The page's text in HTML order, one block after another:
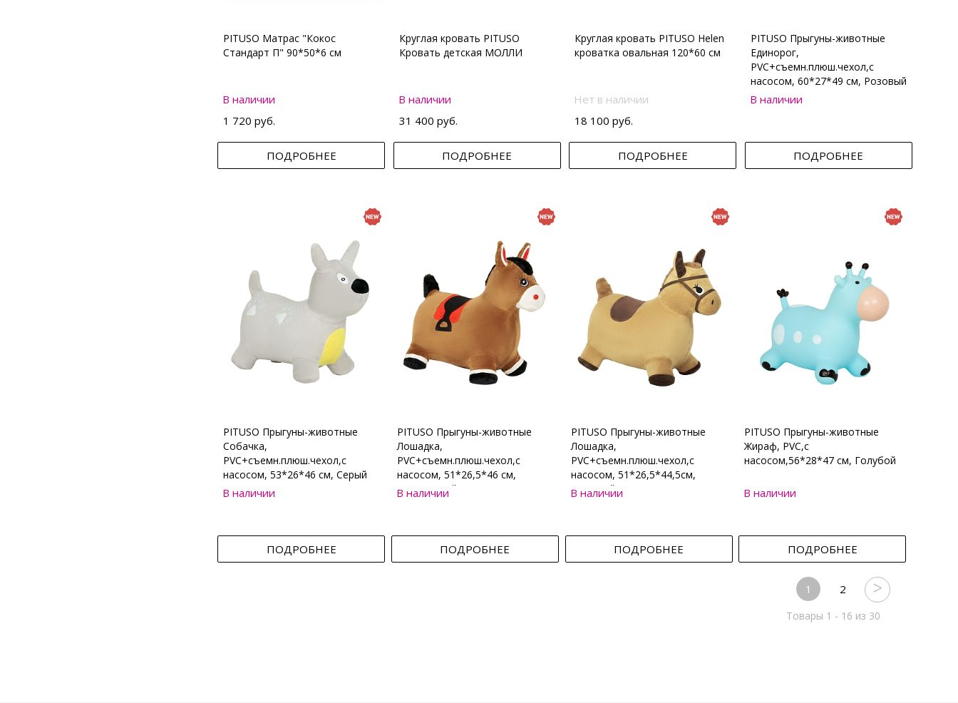
PITUSO Матрас "Кокос
Стандарт П" 90*50*6 см
В наличии
1 720 руб.
ПОДРОБНЕЕ
Круглая кровать PITUSO
Кровать детская МОЛЛИ
В наличии
31 400 руб.
ПОДРОБНЕЕ
Круглая кровать PITUSO Helen
кроватка овальная 120*60 см
Нет в наличии
18 100 руб.
ПОДРОБНЕЕ
PITUSO Прыгуны-животные
Единорог,
PVC+съемн.плюш.чехол,с
насосом, 60*27*49 см, Розовый
В наличии
ПОДРОБНЕЕ
PITUSO Прыгуны-животные
Собачка,
PVC+съемн.плюш.чехол,с
насосом, 53*26*46 см, Серый
В наличии
ПОДРОБНЕЕ
PITUSO Прыгуны-животные
Лошадка,
PVC+съемн.плюш.чехол,с
насосом, 51*26,5*46 см,
Коричневый
В наличии
ПОДРОБНЕЕ
PITUSO Прыгуны-животные
Лошадка,
PVC+съемн.плюш.чехол,с
насосом, 51*26,5*44,5см,
Бежевый
В наличии
ПОДРОБНЕЕ
PITUSO Прыгуны-животные
Жираф, PVC,с
насосом,56*28*47 см, Голубой
В наличии
ПОДРОБНЕЕ
1 2
Товары 1 - 16 из 30